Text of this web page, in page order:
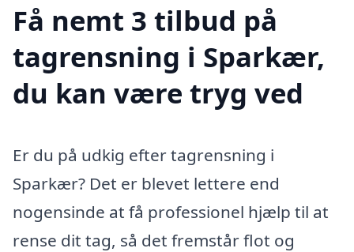
Få nemt 3 tilbud på
tagrensning i Sparkær,
du kan være tryg ved
Er du på udkig efter tagrensning i
Sparkær? Det er blevet lettere end
nogensinde at få professionel hjælp til at
rense dit tag, så det fremstår flot og